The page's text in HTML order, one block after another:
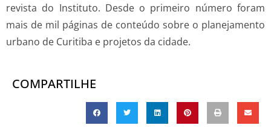
revista do Instituto. Desde o primeiro número foram
mais de mil páginas de conteúdo sobre o planejamento
urbano de Curitiba e projetos da cidade.
COMPARTILHE